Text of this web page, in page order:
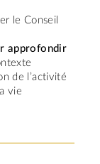
le Conseil
approfondir
de l’activité
vie